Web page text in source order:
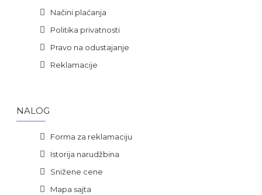
Načini plaćanja
Politika privatnosti
Pravo na odustajanje
Reklamacije
NALOG
Forma za reklamaciju
Istorija narudžbina
Snižene cene
Mapa sajta